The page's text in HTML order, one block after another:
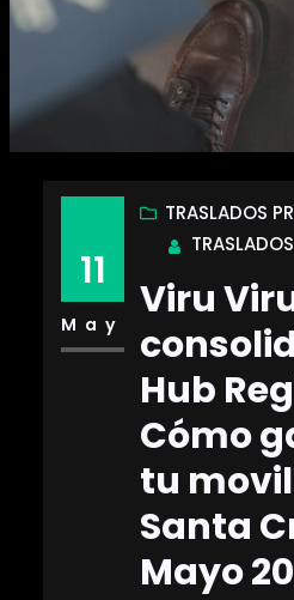
11
May
TRASLADOS
Viru
Hub
Cómo
tu
Santa
Mayo